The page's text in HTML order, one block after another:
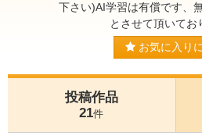
下さい)AI学習は有償です、
とさせて頂いてお
お気に入り
投稿作品
21件